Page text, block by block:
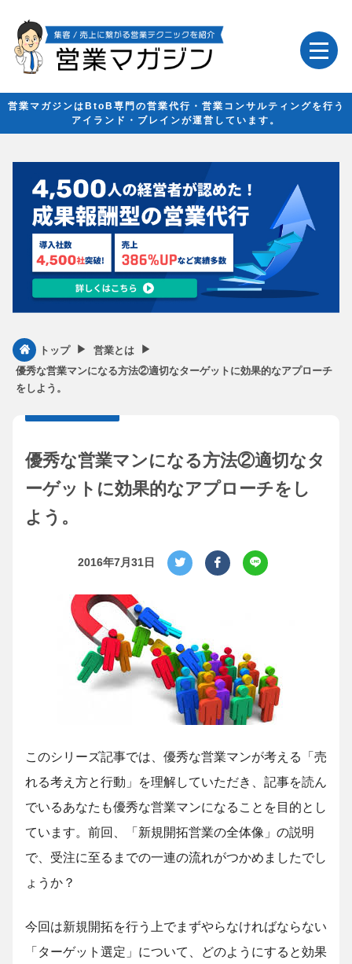
営業マガジンはBtoB専門の営業代行・営業コンサルティングを行う
アイランド・ブレインが運営しています。
トップ ▶︎ 営業とは ▶︎
優秀な営業マンになる方法②適切なターゲットに効果的なアプローチ
をしよう。
優秀な営業マンになる方法②適切なタ
ーゲットに効果的なアプローチをし
よう。
2016年7月31日
このシリーズ記事では、優秀な営業マンが考える「売
れる考え方と行動」を理解していただき、記事を読ん
でいるあなたも優秀な営業マンになることを目的とし
ています。前回、「新規開拓営業の全体像」の説明
で、受注に至るまでの一連の流れがつかめましたでし
ょうか？
今回は新規開拓を行う上でまずやらなければならない
「ターゲット選定」について、どのようにすると効果